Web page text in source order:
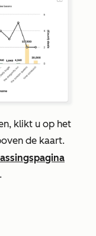
klikt u op het
de kaart.